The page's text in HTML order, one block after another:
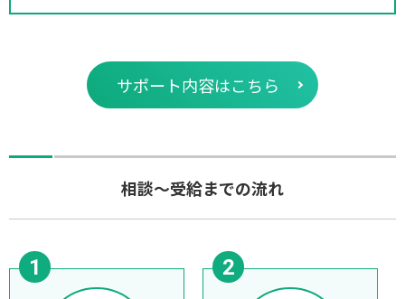
サポート内容はこちら
相談～受給までの流れ